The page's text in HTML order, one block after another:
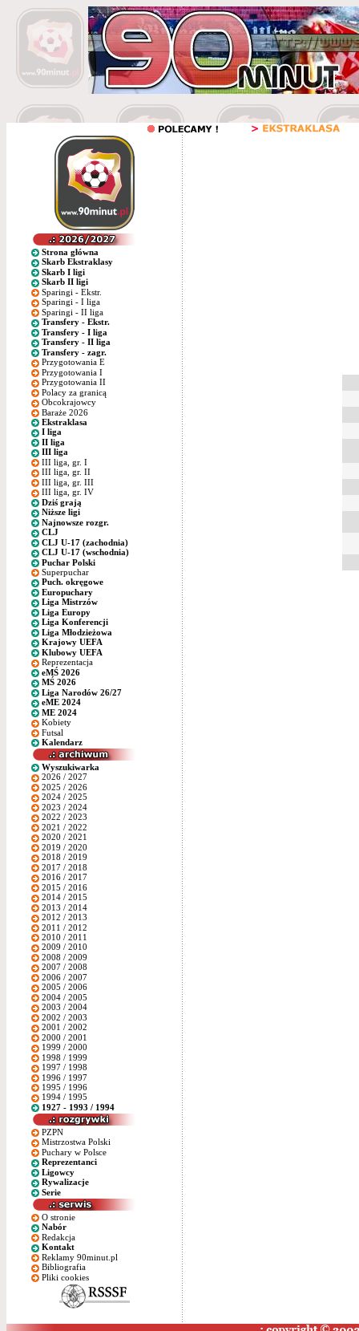
Strona główna
Skarb Ekstraklasy
Skarb I ligi
Skarb II ligi
Sparingi - Ekstr.
Sparingi - I liga
Sparingi - II liga
Transfery - Ekstr.
Transfery - I liga
Transfery - II liga
Transfery - zagr.
Przygotowania E
Przygotowania I
Przygotowania II
Polacy za granicą
Obcokrajowcy
Baraże 2026
Ekstraklasa
I liga
II liga
III liga
III liga, gr. I
III liga, gr. II
III liga, gr. III
III liga, gr. IV
Dziś grają
Niższe ligi
Najnowsze rozgr.
CLJ
CLJ U-17 (zachodnia)
CLJ U-17 (wschodnia)
Puchar Polski
Superpuchar
Puch. okręgowe
Europuchary
Liga Mistrzów
Liga Europy
Liga Konferencji
Liga Młodzieżowa
Krajowy UEFA
Klubowy UEFA
Reprezentacja
eMŚ 2026
MŚ 2026
Liga Narodów 26/27
eME 2024
ME 2024
Kobiety
Futsal
Kalendarz
Wyszukiwarka
2026 / 2027
2025 / 2026
2024 / 2025
2023 / 2024
2022 / 2023
2021 / 2022
2020 / 2021
2019 / 2020
2018 / 2019
2017 / 2018
2016 / 2017
2015 / 2016
2014 / 2015
2013 / 2014
2012 / 2013
2011 / 2012
2010 / 2011
2009 / 2010
2008 / 2009
2007 / 2008
2006 / 2007
2005 / 2006
2004 / 2005
2003 / 2004
2002 / 2003
2001 / 2002
2000 / 2001
1999 / 2000
1998 / 1999
1997 / 1998
1996 / 1997
1995 / 1996
1994 / 1995
1927 - 1993 / 1994
PZPN
Mistrzostwa Polski
Puchary w Polsce
Reprezentanci
Ligowcy
Rywalizacje
Serie
O stronie
Nabór
Redakcja
Kontakt
Reklamy 90minut.pl
Bibliografia
Pliki cookies